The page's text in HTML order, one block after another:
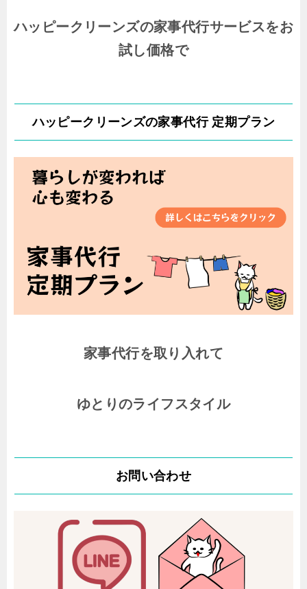
ハッピークリーンズの家事代行サービスをお
試し価格で
ハッピークリーンズの家事代行 定期プラン
家事代行を取り入れて
ゆとりのライフスタイル
お問い合わせ